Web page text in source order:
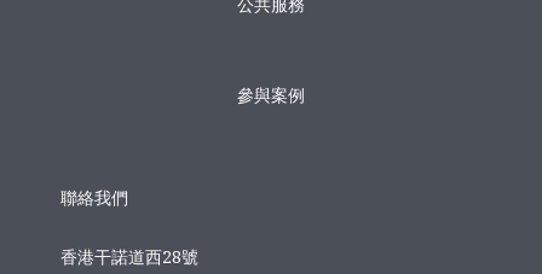
參與案例
聯絡我們
香港干諾道西28號